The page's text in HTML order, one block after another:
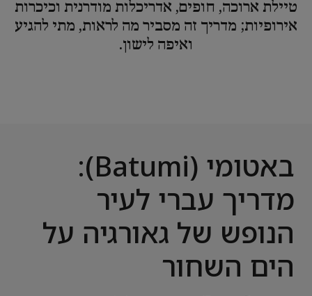
טיילת ארוכה, חופים, אדריכלות מודרנית וכיכרות
אירופיות; מדריך זה מסביר מה לראות, מתי להגיע
ואיפה לישון.
באטומי (Batumi):
מדריך עברי לעיר
הנופש של גאורגיה על
הים השחור